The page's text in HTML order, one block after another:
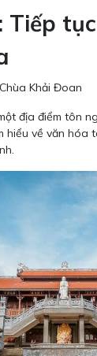
Tiếp
Khải Đoan
địa điểm tôn
hiểu về văn